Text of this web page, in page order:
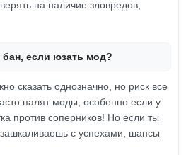
на наличие зловредов,
если юзать мод?
сказать однозначно, но риск все
палят моды, особенно если у
против соперников! Но если ты
с успехами, шансы